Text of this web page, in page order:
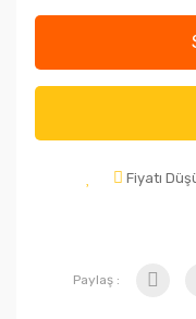
Fiyatı
Paylaş :